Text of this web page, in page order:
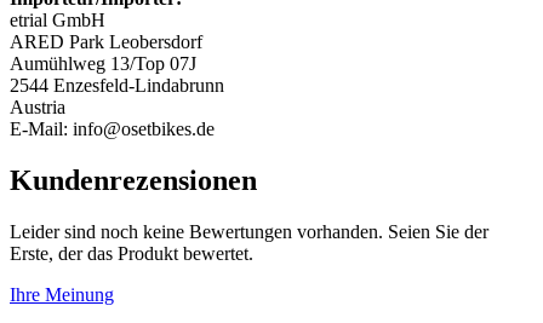
etrial GmbH
ARED Park Leobersdorf
Aumühlweg 13/Top 07J
2544 Enzesfeld-Lindabrunn
Austria
E-Mail: info@osetbikes.de
Kundenrezensionen
Leider sind noch keine Bewertungen vorhanden. Seien Sie der
Erste, der das Produkt bewertet.
Ihre Meinung